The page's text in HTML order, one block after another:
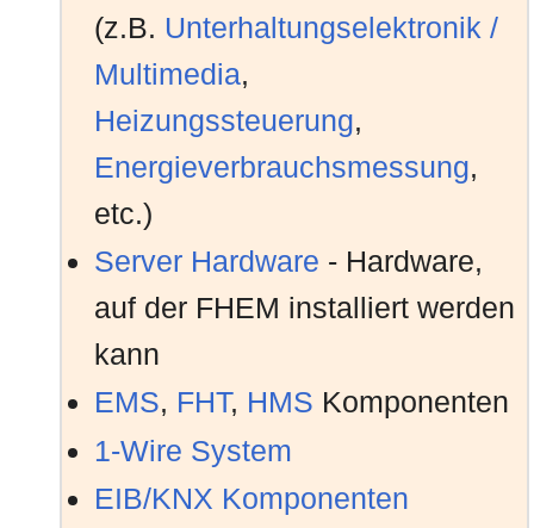
(z.B. Unterhaltungselektronik /
Multimedia,
Heizungssteuerung,
Energieverbrauchsmessung,
etc.)
Server Hardware - Hardware,
auf der FHEM installiert werden
kann
EMS, FHT, HMS Komponenten
1-Wire System
EIB/KNX Komponenten
FHEM integriert werden.
FHEM und Chat
ausgeführt werden.
23.09.2019: Das Modul
Technische Alternative
05.04.2019: DasSamsungAVModul
06.03.2019: Mit dem ModulArloist die
die Arlo Cloud möglich
26.01.2019: DastradfriModul erweitert